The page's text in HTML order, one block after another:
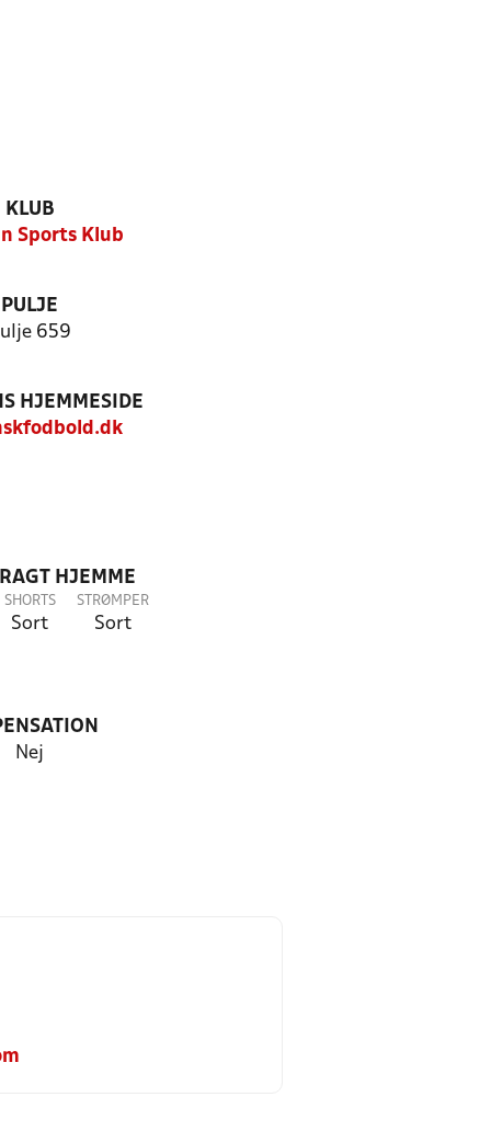
KLUB
Sports Klub
PULJE
659
HJEMMESIDE
HJEMME
SHORTS
Sort
STRØMPER
Sort
Nej